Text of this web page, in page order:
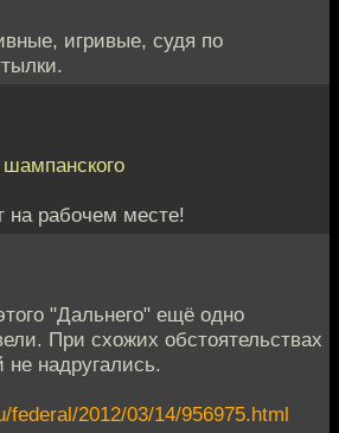
игривые, судя по
рабочем месте!
"Дальнего" ещё одно
При схожих обстоятельствах
не надругались.
federal/2012/03/14/956975.html